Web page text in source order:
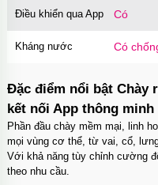
trong suốt
OPC17PR
Ốp lưng MagSafe
Mã
OPC17
Ốp lưng iPhone 17 Pro
Magnetic trong suốt
Mã OPC17MX trị giá
Ốp lưng iPhone 17
suốt
Điều khiển qua App Có
Kháng nước Có
Đặc điểm nổi bật Chày
kết nối App thông minh
Phần đầu chày mềm mại, linh
mọi vùng cơ thể, từ vai, cổ,
Với khả năng tùy chỉnh cường
theo nhu cầu.